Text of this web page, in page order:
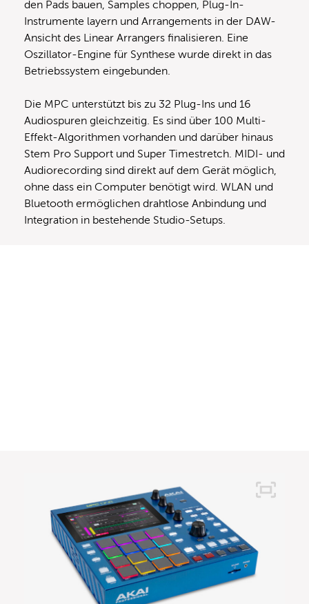
den Pads bauen, Samples choppen, Plug-In-
Instrumente layern und Arrangements in der DAW-
Ansicht des Linear Arrangers finalisieren. Eine
Oszillator-Engine für Synthese wurde direkt in das
Betriebssystem eingebunden.
Die MPC unterstützt bis zu 32 Plug-Ins und 16
Audiospuren gleichzeitig. Es sind über 100 Multi-
Effekt-Algorithmen vorhanden und darüber hinaus
Stem Pro Support und Super Timestretch. MIDI- und
Audiorecording sind direkt auf dem Gerät möglich,
ohne dass ein Computer benötigt wird. WLAN und
Bluetooth ermöglichen drahtlose Anbindung und
Integration in bestehende Studio-Setups.